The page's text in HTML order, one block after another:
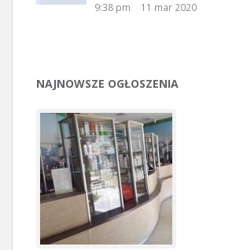
9:38 pm 11 mar 2020
NAJNOWSZE OGŁOSZENIA